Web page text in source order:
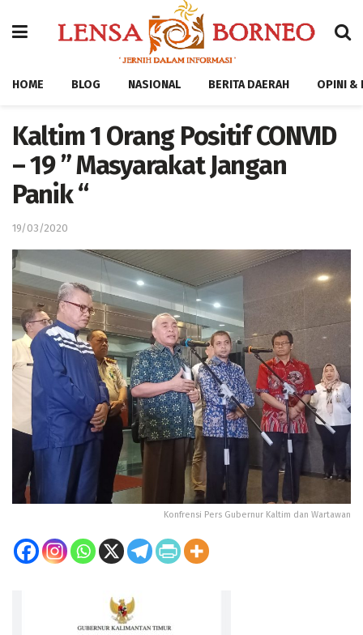
HOME BLOG NASIONAL BERITA DAERAH OPINI &
Kaltim 1 Orang Positif CONVID
– 19 ” Masyarakat Jangan
Panik “
19/03/2020
Konfrensi Pers Gubernur Kaltim dan Wartawan